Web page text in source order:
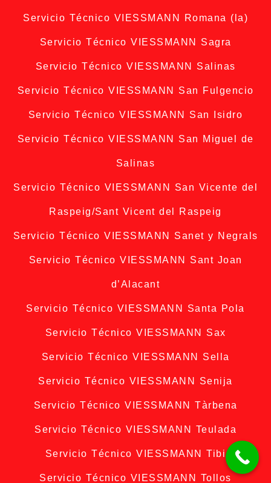
Servicio Técnico VIESSMANN Romana (la)
Servicio Técnico VIESSMANN Sagra
Servicio Técnico VIESSMANN Salinas
Servicio Técnico VIESSMANN San Fulgencio
Servicio Técnico VIESSMANN San Isidro
Servicio Técnico VIESSMANN San Miguel de
Salinas
Servicio Técnico VIESSMANN San Vicente del
Raspeig/Sant Vicent del Raspeig
Servicio Técnico VIESSMANN Sanet y Negrals
Servicio Técnico VIESSMANN Sant Joan
d’Alacant
Servicio Técnico VIESSMANN Santa Pola
Servicio Técnico VIESSMANN Sax
Servicio Técnico VIESSMANN Sella
Servicio Técnico VIESSMANN Senija
Servicio Técnico VIESSMANN Tàrbena
Servicio Técnico VIESSMANN Teulada
Servicio Técnico VIESSMANN Tibi
Servicio Técnico VIESSMANN Tollos